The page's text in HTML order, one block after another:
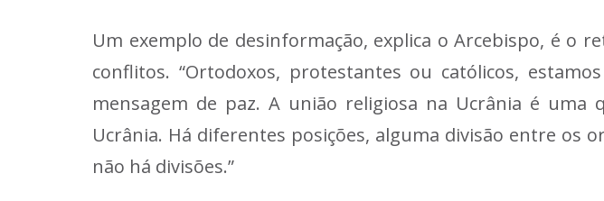
Um exemplo de desinformação, explica o Arcebispo, é o
conflitos. “Ortodoxos, protestantes ou católicos,
mensagem de paz. A união religiosa na Ucrânia é
Ucrânia. Há diferentes posições, alguma divisão entre os
não há divisões.”